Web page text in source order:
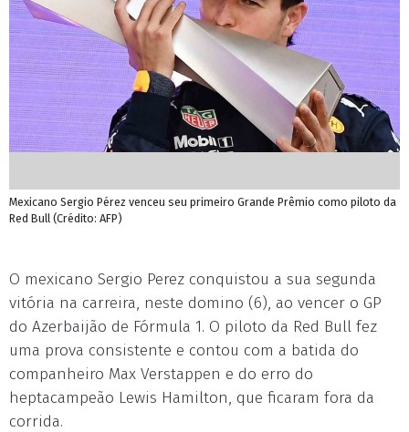
Mexicano Sergio Pérez venceu seu primeiro Grande Prêmio como piloto da
Red Bull (Crédito: AFP)
O mexicano Sergio Perez conquistou a sua segunda
vitória na carreira, neste domino (6), ao vencer o GP
do Azerbaijão de Fórmula 1. O piloto da Red Bull fez
uma prova consistente e contou com a batida do
companheiro Max Verstappen e do erro do
heptacampeão Lewis Hamilton, que ficaram fora da
corrida.